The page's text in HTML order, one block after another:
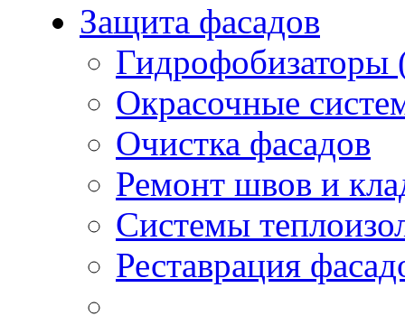
Защита фасадов
Гидрофобизаторы
Окрасочные
Очистка фасадов
Ремонт швов и
Системы
Реставрация